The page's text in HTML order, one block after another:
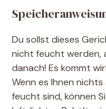
Du sollst dieses
nicht feucht werden,
danach! Es kommt
Wenn es Ihnen
feucht sind, können